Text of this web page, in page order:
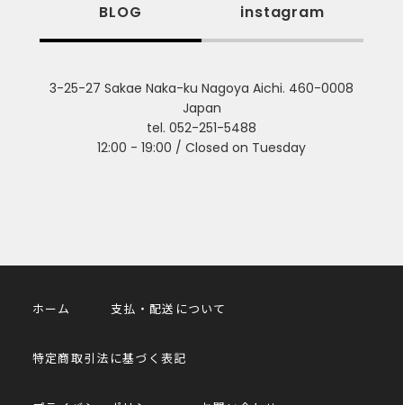
BLOG instagram
3-25-27 Sakae Naka-ku Nagoya Aichi. 460-0008
Japan
tel. 052-251-5488
12:00 - 19:00 / Closed on Tuesday
ホーム 支払・配送について
特定商取引法に基づく表記